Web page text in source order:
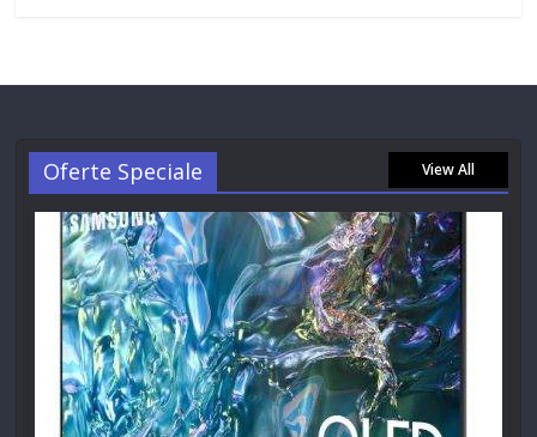
Oferte Speciale View All